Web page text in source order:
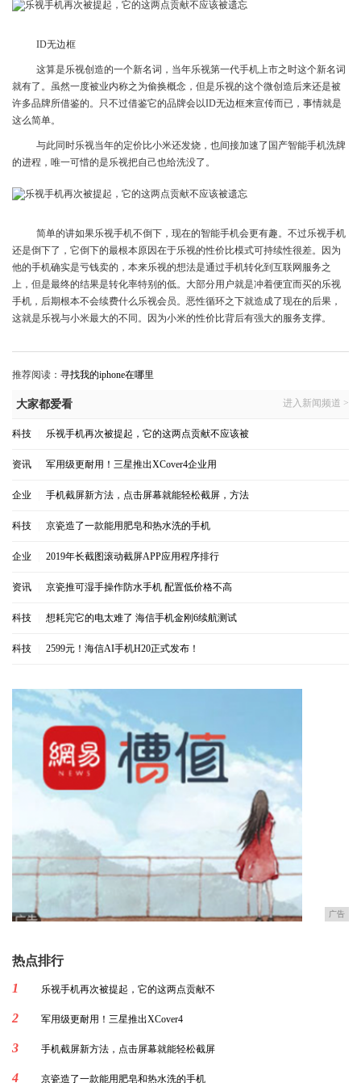
ID无边框
这算是乐视创造的一个新名词，当年乐视第一代手机上市之时这个新名词
就有了。虽然一度被业内称之为偷换概念，但是乐视的这个微创造后来还是被
许多品牌所借鉴的。只不过借鉴它的品牌会以ID无边框来宣传而已，事情就是
这么简单。
与此同时乐视当年的定价比小米还发烧，也间接加速了国产智能手机洗牌
的进程，唯一可惜的是乐视把自己也给洗没了。
简单的讲如果乐视手机不倒下，现在的智能手机会更有趣。不过乐视手机
还是倒下了，它倒下的最根本原因在于乐视的性价比模式可持续性很差。因为
他的手机确实是亏钱卖的，本来乐视的想法是通过手机转化到互联网服务之
上，但是最终的结果是转化率特别的低。大部分用户就是冲着便宜而买的乐视
手机，后期根本不会续费什么乐视会员。恶性循环之下就造成了现在的后果，
这就是乐视与小米最大的不同。因为小米的性价比背后有强大的服务支撑。
推荐阅读： 寻找我的iphone在哪里
大家都爱看 进入新闻频道 >
科技 乐视手机再次被提起，它的这两点贡献不应该被
资讯 军用级更耐用！三星推出XCover4企业用
企业 手机截屏新方法，点击屏幕就能轻松截屏，方法
科技 京瓷造了一款能用肥皂和热水洗的手机
企业 2019年长截图滚动截屏APP应用程序排行
资讯 京瓷推可湿手操作防水手机 配置低价格不高
科技 想耗完它的电太难了 海信手机金刚6续航测试
科技 2599元！海信AI手机H20正式发布！
广告
热点排行
1
乐视手机再次被提起，它的这两点贡献不
2 军用级更耐用！三星推出XCover4
3 手机截屏新方法，点击屏幕就能轻松截屏
4 京瓷造了一款能用肥皂和热水洗的手机